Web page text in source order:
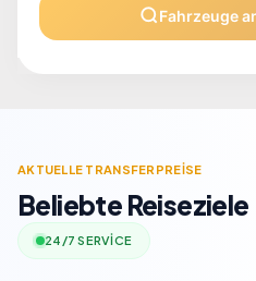
​AKTUELLE TRANSFERPREİSE
Beliebte Reiseziele
24/7 SERVİCE